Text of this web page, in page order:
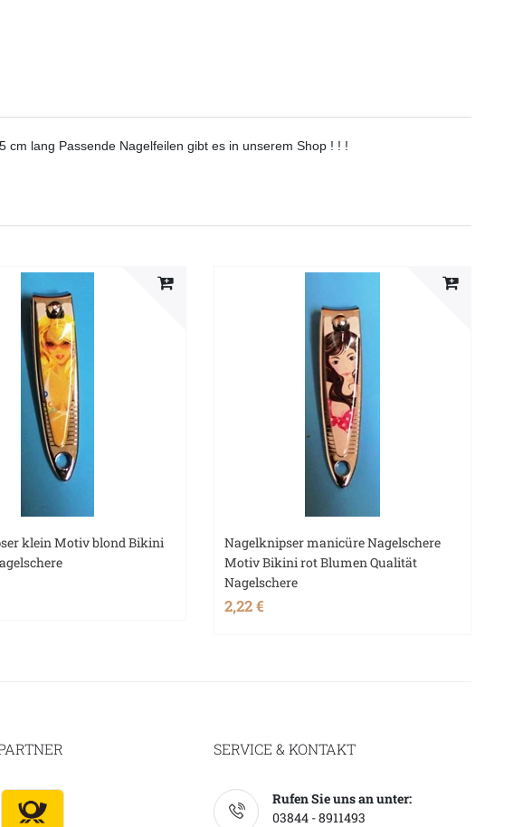
cm lang Passende Nagelfeilen gibt es in unserem Shop ! ! !
klein Motiv blond Bikini
Nagelknipser manicüre Nagelschere
Motiv Bikini rot Blumen Qualität
Nagelschere
2,22 €
SERVICE & KONTAKT
Rufen Sie uns an unter:
03844 - 8911493